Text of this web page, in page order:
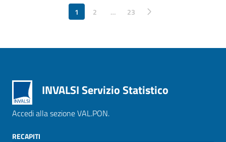
1 2 … 23
Pagina successiva
INVALSI Servizio Statistico
Accedi alla sezione VAL.PON.
RECAPITI